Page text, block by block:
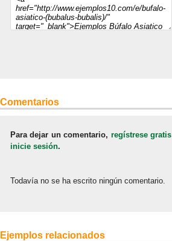
Comentarios
Para dejar un comentario, regístrese gratis
inicie sesión.
Todavía no se ha escrito ningún comentario.
Ejemplos relacionados